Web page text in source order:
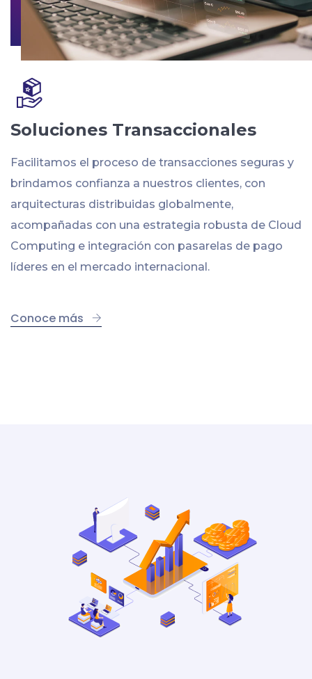
Soluciones Transaccionales
Facilitamos el proceso de transacciones seguras y
brindamos confianza a nuestros clientes, con
arquitecturas distribuidas globalmente,
acompañadas con una estrategia robusta de Cloud
Computing e integración con pasarelas de pago
líderes en el mercado internacional.
Conoce más